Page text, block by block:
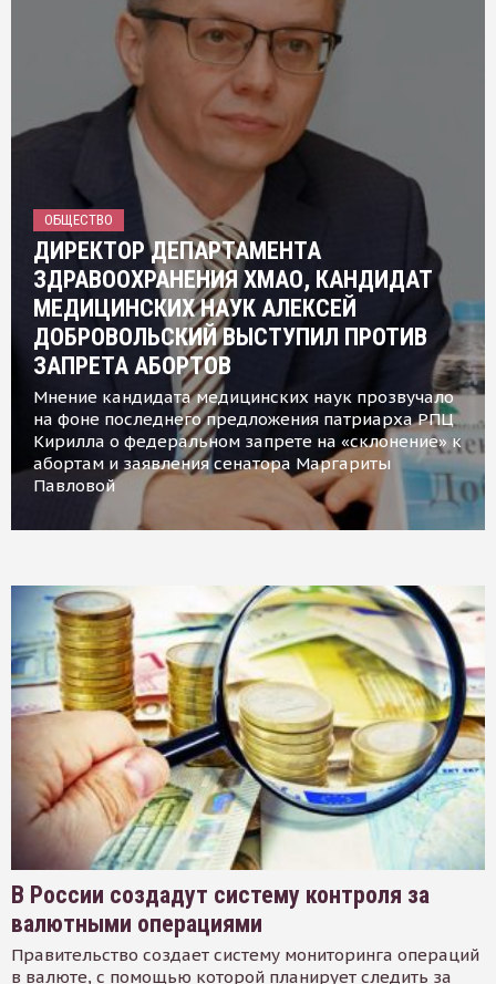
ОБЩЕСТВО
ДИРЕКТОР ДЕПАРТАМЕНТА
ЗДРАВООХРАНЕНИЯ ХМАО, КАНДИДАТ
МЕДИЦИНСКИХ НАУК АЛЕКСЕЙ
ДОБРОВОЛЬСКИЙ ВЫСТУПИЛ ПРОТИВ
ЗАПРЕТА АБОРТОВ
Мнение кандидата медицинских наук прозвучало
на фоне последнего предложения патриарха РПЦ
Кирилла о федеральном запрете на «склонение» к
абортам и заявления сенатора Маргариты
Павловой
В России создадут систему контроля за
валютными операциями
Правительство создает систему мониторинга операций
в валюте, с помощью которой планирует следить за